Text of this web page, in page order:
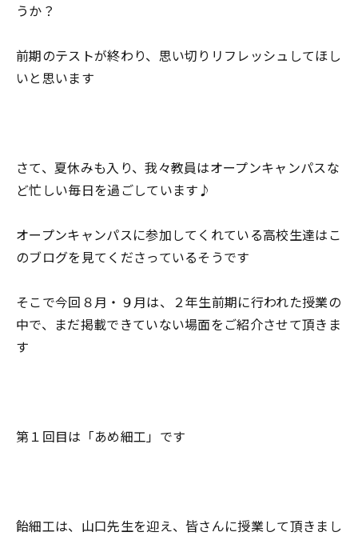
うか？
前期のテストが終わり、思い切りリフレッシュしてほし
いと思います
さて、夏休みも入り、我々教員はオープンキャンパスな
ど忙しい毎日を過ごしています♪
オープンキャンパスに参加してくれている高校生達はこ
のブログを見てくださっているそうです
そこで今回８月・９月は、２年生前期に行われた授業の
中で、まだ掲載できていない場面をご紹介させて頂きま
す
第１回目は「あめ細工」です
飴細工は、山口先生を迎え、皆さんに授業して頂きまし